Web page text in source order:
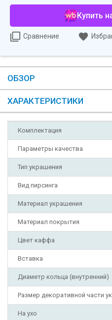
Купить
Сравнение
ОБЗОР
ХАРАКТЕРИСТИКИ
Комплектация
Параметры качества
Тип украшения
Вид пирсинга
Материал украшения
Материал покрытия
Цвет каффа
Вставка
Диаметр кольца (внутренний)
Размер декоративной части
На ухо